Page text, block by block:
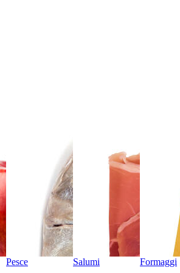
Pesce Salumi Formaggi